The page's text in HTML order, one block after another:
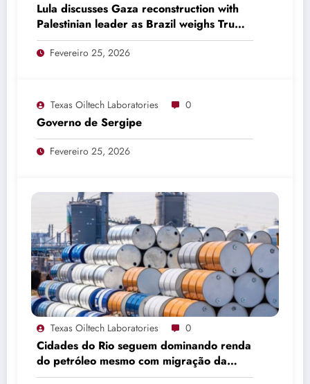
Lula discusses Gaza reconstruction with
Palestinian leader as Brazil weighs Trump
invitation
Fevereiro 25, 2026
Texas Oiltech Laboratories 0
Governo de Sergipe
Fevereiro 25, 2026
Texas Oiltech Laboratories 0
Cidades do Rio seguem dominando renda
do petróleo mesmo com migração da
produção